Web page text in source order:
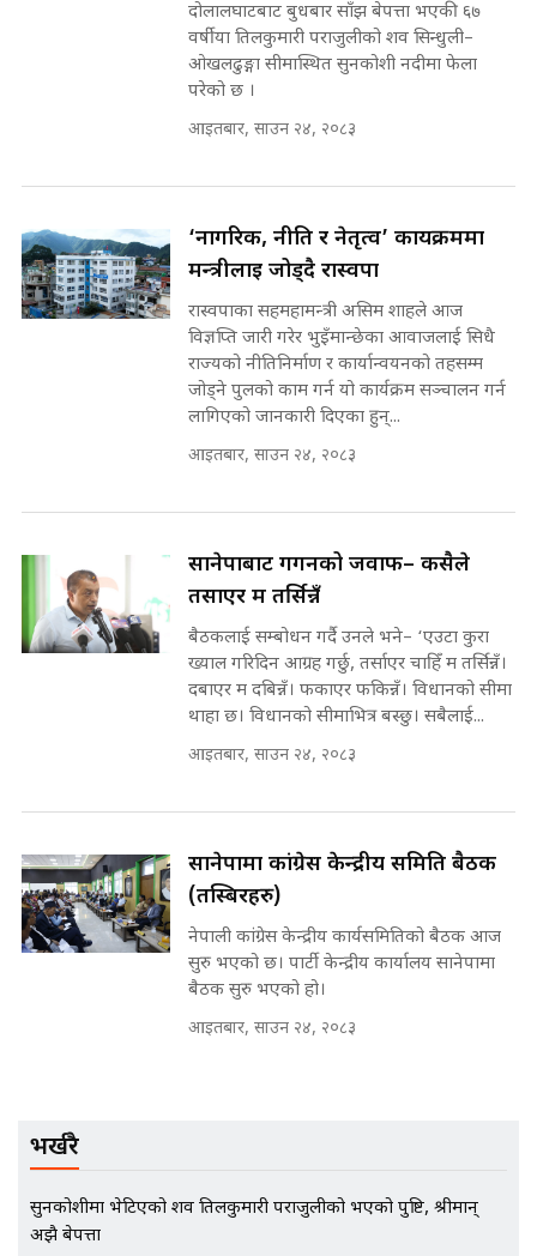
मोबिलिटीमा महिलाको पहुँच विस्तार गर्दै
इनड्राइभ || SIDHAKURA ||
on the Same Page ||
SIDHAKURA ||
सहकारी पीडितसँग मन्त्री प्रतिभा रावलले
भनिन्–साथ दिनुहोस्, दबाब होइन ||
Sidhakura || Pratibha Rawal
कहिले बन्ला चक्रपथ ? विस्तार कार्यमा
किन भइरहेछ ढिलाइ ?The Ring Road
Expansion Dilemma |
SIDHAKURA |
मन्त्री आउने बित्तिकै सुरु भएको थियो
घुसको डिल || Raj Kumar Gupta ||
SIDHAKURA ||
घुसको डिल गर्ने मन्त्रीकाे राजिनामा,
भूमिसुधार मन्त्रीलाई जोगाइदै ! ||
SIDHAKURA ||
७८ लाख घुस खाने मन्त्री ! जोगाउने
प्रधानमन्त्री ? || SIDHAKURA ||
SIDHAKURA INVESTIGATION
||
अडियो | FULL AUDIO |
SIDHAKURA |
मन्त्री राजकुमारलाई घुस दिने विचौलीया
पूर्व मन्त्री रञ्जिता || SIDHAKURA
मन्त्रीले घुस डिल गरेको अडियो ! दुई झोला
नोट मन्त्रीलाई घुस | SIDHAKURA |
SIDHAKURA INVESTIGATION |
मृतकका परिवारप्रति मेडिकल काउन्सीलको
बदनियत ! न्याय खोज्दै भौतारिदै सुवास
कनेक्सन ! || VISIT VISA SCAM
दोलालघाटबाट बुधबार साँझ बेपत्ता भएकी ६७
वर्षीया तिलकुमारी पराजुलीको शव सिन्धुली–
ओखलढुङ्गा सीमास्थित सुनकोशी नदीमा फेला
परेको छ ।
आइतबार, साउन २४, २०८३
‘नागरिक, नीति र नेतृत्व’ कार्यक्रममा
मन्त्रीलाई जोड्दै रास्वपा
रास्वपाका सहमहामन्त्री असिम शाहले आज
विज्ञप्ति जारी गरेर भुइँमान्छेका आवाजलाई सिधै
राज्यको नीतिनिर्माण र कार्यान्वयनको तहसम्म
जोड्ने पुलको काम गर्न यो कार्यक्रम सञ्चालन गर्न
लागिएको जानकारी दिएका हुन्...
आइतबार, साउन २४, २०८३
सानेपाबाट गगनको जवाफ– कसैले
तर्साएर म तर्सिन्नँ
बैठकलाई सम्बोधन गर्दै उनले भने– ‘एउटा कुरा
ख्याल गरिदिन आग्रह गर्छु, तर्साएर चाहिँ म तर्सिन्नँ।
दबाएर म दबिन्नँ। फकाएर फकिन्नँ। विधानको सीमा
थाहा छ। विधानको सीमाभित्र बस्छु। सबैलाई...
आइतबार, साउन २४, २०८३
सानेपामा कांग्रेस केन्द्रीय समिति बैठक
(तस्बिरहरु)
नेपाली कांग्रेस केन्द्रीय कार्यसमितिको बैठक आज
सुरु भएको छ। पार्टी केन्द्रीय कार्यालय सानेपामा
बैठक सुरु भएको हो।
आइतबार, साउन २४, २०८३
भर्खरै
सुनकोशीमा भेटिएको शव तिलकुमारी पराजुलीको भएको पुष्टि, श्रीमान्
अझै बेपत्ता